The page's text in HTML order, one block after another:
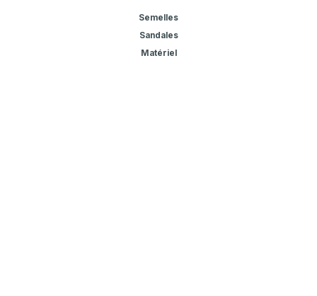
Semelles
Sandales
Matériel